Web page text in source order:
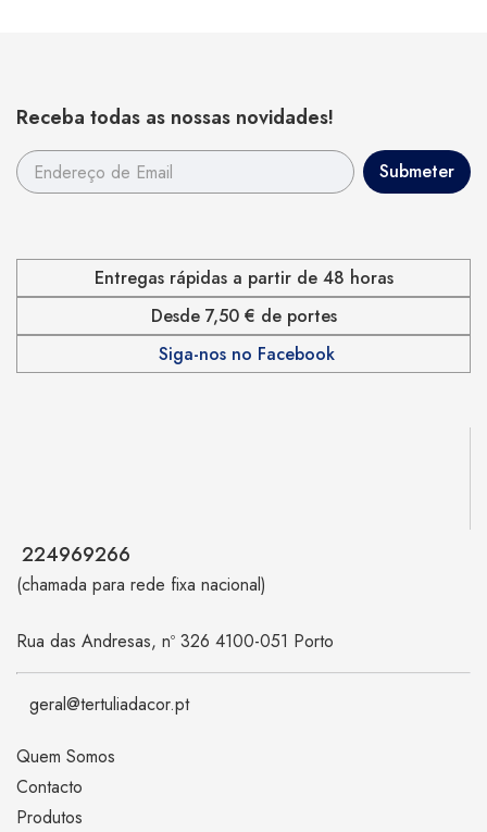
Receba todas as nossas novidades!
Entregas rápidas a partir de 48 horas
Desde 7,50 € de portes
Siga-nos no Facebook
224969266
(chamada para rede fixa nacional)
Rua das Andresas, nº 326 4100-051 Porto
geral@tertuliadacor.pt
Quem Somos
Contacto
Produtos